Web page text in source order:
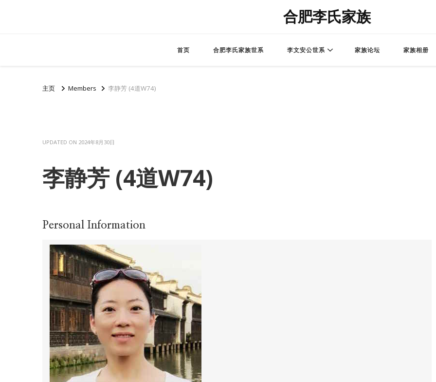
合肥李氏家族
首页 合肥李氏家族世系 李文安公世系 家族论坛 家族相册
主页 Members 李静芳 (4道W74)
UPDATED ON 2024年8月30日
李静芳 (4道W74)
Personal Information